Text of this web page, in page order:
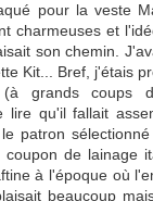
pour la veste
charmeuses et
son chemin.
Kit... Bref, j'étais
(à grands coups
lire qu'il fallait
patron
de lainage
à l'époque où
beaucoup